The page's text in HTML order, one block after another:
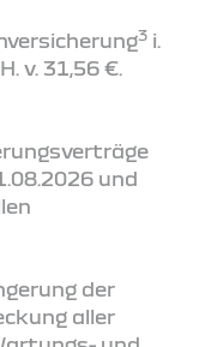
3 i.
v. 31,56 €.
und
der
aller